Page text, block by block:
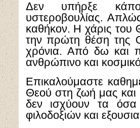
Δεν υπήρξε
υστεροβουλίας.
καθήκον. Η χάρις του
την πρώτη θέση της
χρόνια. Από δω και
ανθρώπινο και
Επικαλούμαστε
Θεού στη ζωή μας
δεν ισχύουν τα όσα
φιλοδοξιών και